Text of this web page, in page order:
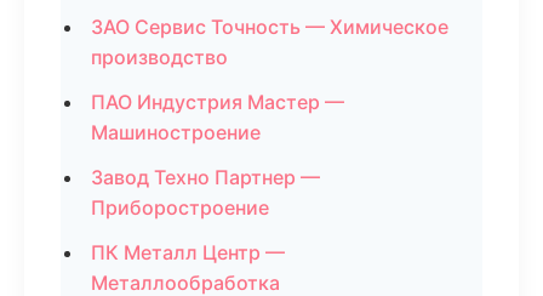
ЗАО Сервис Точность — Химическое
производство
ПАО Индустрия Мастер —
Машиностроение
Завод Техно Партнер —
Приборостроение
ПК Металл Центр —
Металлообработка